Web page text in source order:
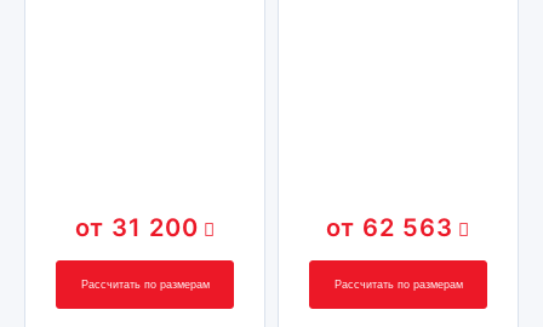
31 200
Рассчитать по размерам
62 563
Рассчитать по размерам